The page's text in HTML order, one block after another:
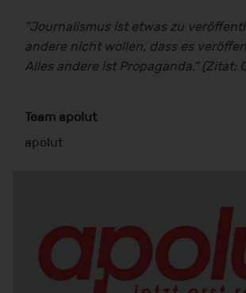
"Journalismus ist etwas zu
andere nicht wollen, dass es
Alles andere ist Propaganda." (Zitat:
Team apolut
apolut